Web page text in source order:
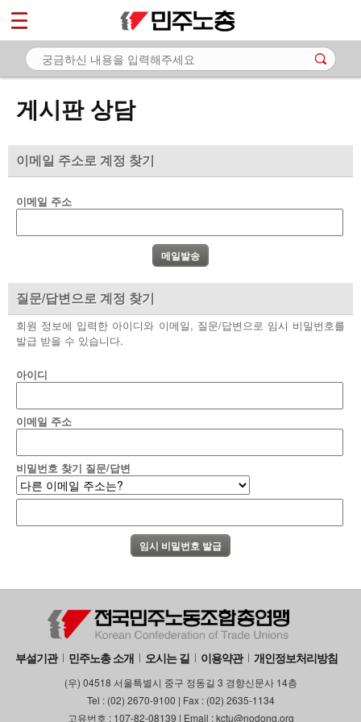
게시판 상담
이메일 주소로 계정 찾기
이메일 주소
질문/답변으로 계정 찾기
회원 정보에 입력한 아이디와 이메일, 질문/답변으로 임시 비밀번호를
발급 받을 수 있습니다.
아이디
이메일 주소
비밀번호 찾기 질문/답변
부설기관 민주노총 소개 오시는 길 이용약관 개인정보처리방침
(우) 04518 서울특별시 중구 정동길 3 경향신문사 14층
Tel : (02) 2670-9100 | Fax : (02) 2635-1134
고유번호 : 107-82-08139 | Email : kctu@nodong.org
마이페이지
소개
노동상담
- 게시판 상담
- 바로보기
- 찾아보기
- 전국 노동상담소 안내
자료
부설기관
업무